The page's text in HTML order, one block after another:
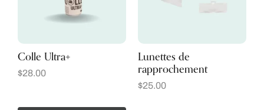
Colle Ultra+
$28.00
Lunettes de
rapprochement
$25.00